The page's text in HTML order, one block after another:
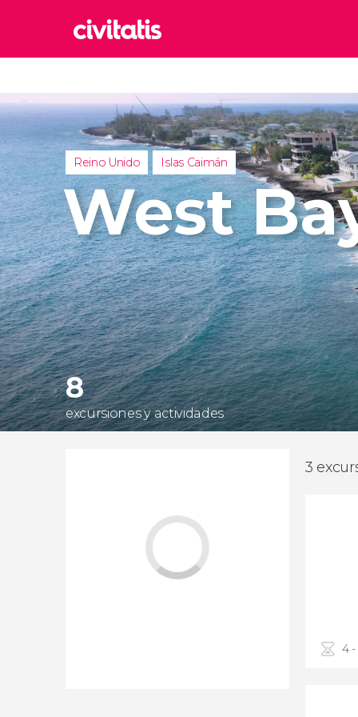
Italia
Reino
Reino
Turquía
Reino Unido Islas Caimán
West
8
excursiones y actividades
3
4 -